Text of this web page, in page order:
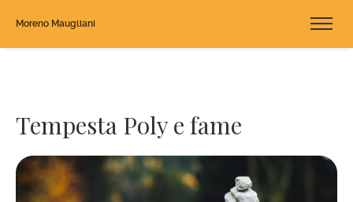
Moreno Maugliani
Tempesta Poly e fame